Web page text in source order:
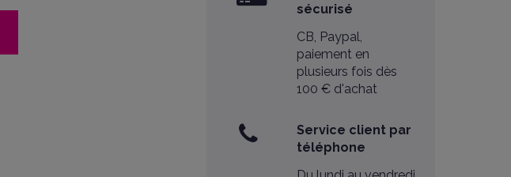
sécurisé
CB, Paypal,
paiement en
plusieurs fois dès
100 € d'achat
Service client par
téléphone